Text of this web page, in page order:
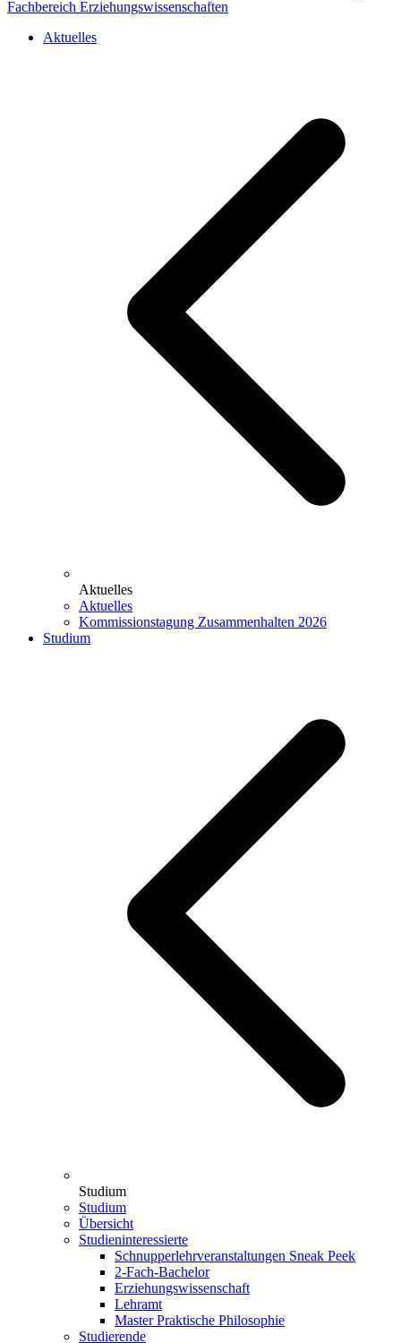
Fachbereich Erziehungswissenschaften
Aktuelles
Aktuelles
Aktuelles
Kommissionstagung Zusammenhalten 2026
Studium
Studium
Studium
Übersicht
Studieninteressierte
Schnupperlehrveranstaltungen Sneak Peek
2-Fach-Bachelor
Erziehungswissenschaft
Lehramt
Master Praktische Philosophie
Studierende